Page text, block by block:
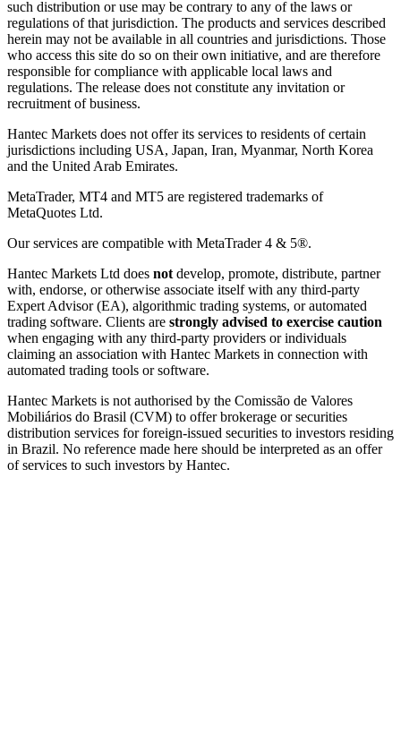
such distribution or use may be contrary to any of the laws or
regulations of that jurisdiction. The products and services described
herein may not be available in all countries and jurisdictions. Those
who access this site do so on their own initiative, and are therefore
responsible for compliance with applicable local laws and
regulations. The release does not constitute any invitation or
recruitment of business.
Hantec Markets does not offer its services to residents of certain
jurisdictions including USA, Japan, Iran, Myanmar, North Korea
and the United Arab Emirates.
MetaTrader, MT4 and MT5 are registered trademarks of
MetaQuotes Ltd.
Our services are compatible with MetaTrader 4 & 5®.
Hantec Markets Ltd does not develop, promote, distribute, partner
with, endorse, or otherwise associate itself with any third-party
Expert Advisor (EA), algorithmic trading systems, or automated
trading software. Clients are strongly advised to exercise caution
when engaging with any third-party providers or individuals
claiming an association with Hantec Markets in connection with
automated trading tools or software.
Hantec Markets is not authorised by the Comissão de Valores
Mobiliários do Brasil (CVM) to offer brokerage or securities
distribution services for foreign-issued securities to investors residing
in Brazil. No reference made here should be interpreted as an offer
of services to such investors by Hantec.